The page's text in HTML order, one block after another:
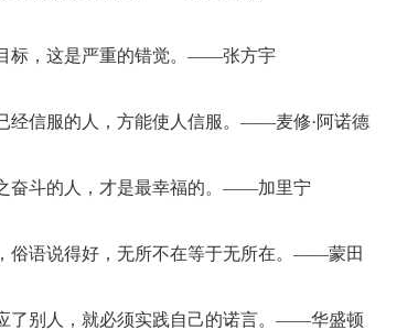
标，这是严重的错觉。——张方宇
经信服的人，方能使人信服。――麦修·阿诺德
奋斗的人，才是最幸福的。——加里宁
俗语说得好，无所不在等于无所在。——蒙田
了别人，就必须实践自己的诺言。——华盛顿